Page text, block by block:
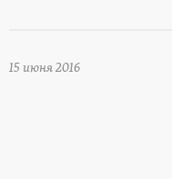
15 июня 2016